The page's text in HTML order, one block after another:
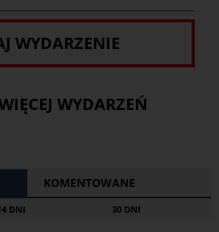
WYDARZENIE
WYDARZEŃ
KOMENTOWANE
DNI 30 DNI